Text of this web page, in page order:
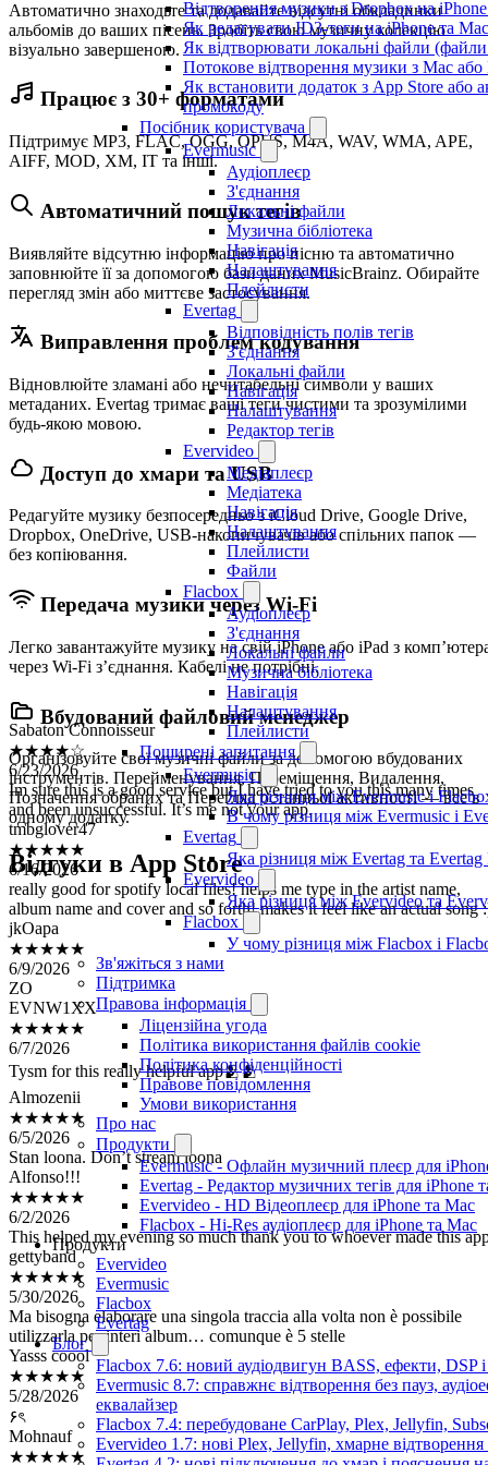
Відтворення музики з Dropbox на
Як редагувати ID3-теги на iPhone та Mac
Як відтворювати локальні файли
Потокове відтворення музики з Mac
Як встановити додаток з App Store або
промокоду
Посібник користувача
Evermusic
Аудіоплеєр
З'єднання
Локальні файли
Музична бібліотека
Навігація
Налаштування
Плейлисти
Evertag
Відповідність полів тегів
З'єднання
Локальні файли
Навігація
Налаштування
Редактор тегів
Evervideo
Медіаплеєр
Медіатека
Навігація
Налаштування
Плейлисти
Файли
Flacbox
Аудіоплеєр
З'єднання
Локальні файли
Музична бібліотека
Навігація
Налаштування
Плейлисти
Поширені запитання
Evermusic
Яка різниця між Evermusic і
В чому різниця між Evermusic і
Evertag
Яка різниця між Evertag та Evertag
Evervideo
Яка різниця між Evervideo та
Flacbox
У чому різниця між Flacbox і
Зв'яжіться з нами
Підтримка
Правова інформація
Ліцензійна угода
Політика використання файлів cookie
Політика конфіденційності
Правове повідомлення
Умови використання
Про нас
Продукти
Evermusic - Офлайн музичний плеєр для
Evertag - Редактор музичних тегів для iPhone
Evervideo - HD Відеоплеєр для iPhone та Mac
Flacbox - Hi-Res аудіоплеєр для iPhone та Mac
Продукти
Evervideo
Evermusic
Flacbox
Evertag
Блог
Flacbox 7.6: новий аудіодвигун BASS, ефекти, DSP
Evermusic 8.7: справжнє відтворення без пауз,
еквалайзер
Flacbox 7.4: перебудоване CarPlay, Plex, Jellyfin,
Evervideo 1.7: нові Plex, Jellyfin, хмарне відтворення
Автоматично знаходьте та додавайте відсутні обкладинки
альбомів до ваших пісень. Зробіть свою музичну колекцію
візуально завершеною.
Працює з 30+ форматами
Підтримує MP3, FLAC, OGG, OPUS, M4A, WAV, WMA, APE,
AIFF, MOD, XM, IT та інші.
Автоматичний пошук тегів
Виявляйте відсутню інформацію про пісню та автоматично
заповнюйте її за допомогою бази даних MusicBrainz. Обирайте
перегляд змін або миттєве застосування.
Виправлення проблем кодування
Відновлюйте зламані або нечитабельні символи у ваших
метаданих. Evertag тримає ваші теги чистими та зрозумілими
будь-якою мовою.
Доступ до хмари та USB
Редагуйте музику безпосередньо з iCloud Drive, Google Drive,
Dropbox, OneDrive, USB-накопичувачів або спільних папок —
без копіювання.
Передача музики через Wi-Fi
Легко завантажуйте музику на свій iPhone або iPad з
через Wi-Fi з’єднання. Кабелі не потрібні.
Вбудований файловий менеджер
Організовуйте свої музичні файли за допомогою вбудованих
інструментів. Перейменування, Переміщення, Видалення,
Позначення обраних та Перегляд останньої активності — все в
одному додатку.
Відгуки в App Store
Sabaton Connoisseur
★★★★☆
6/23/2026
Im sure this is a good service but I have tried to you this many times
and been unsuccessful. It’s me not your app.
tmbglover47
★★★★★
6/16/2026
really good for spotify local files! helps me type in the artist name,
album name and cover and so forth! makes it feel like an actual song
jkOapa
★★★★★
6/9/2026
ZO
EVNW1XX
★★★★★
6/7/2026
Tysm for this really helpful app🫂🫂
Almozenii
★★★★★
6/5/2026
Stan loona. Don’t stream loona
Alfonso!!!
★★★★★
6/2/2026
This helped my evening so much thank you to whoever made this
gettyband
★★★★★
5/30/2026
Ma bisogna elaborare una singola traccia alla volta non è possibile
utilizzarla per interi album… comunque è 5 stelle
Yasss coool
★★★★★
5/28/2026
۶ৎ
Mohnauf
★★★★★
5/26/2026